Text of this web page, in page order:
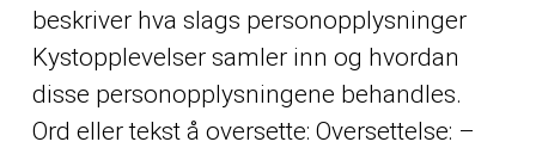
beskriver hva slags personopplysninger
Kystopplevelser samler inn og hvordan
disse personopplysningene behandles.
Ord eller tekst å oversette: Oversettelse: –